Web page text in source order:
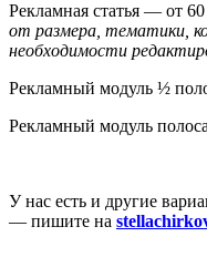
Рекламная статья — от
от размера, тематики,
необходимости
Рекламный модуль ½
Рекламный модуль
У нас есть и другие
— пишите на